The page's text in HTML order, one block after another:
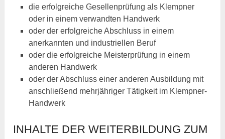
die erfolgreiche Gesellenprüfung als Klempner
oder in einem verwandten Handwerk
oder der erfolgreiche Abschluss in einem
anerkannten und industriellen Beruf
oder die erfolgreiche Meisterprüfung in einem
anderen Handwerk
oder der Abschluss einer anderen Ausbildung mit
anschließend mehrjähriger Tätigkeit im Klempner-
Handwerk
INHALTE DER WEITERBILDUNG ZUM